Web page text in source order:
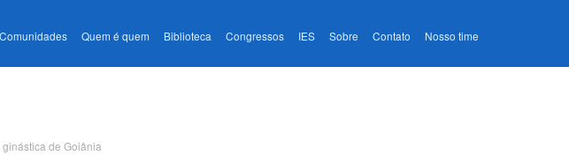
Comunidades Quem é quem Biblioteca Congressos IES Sobre Contato Nosso time
de Goiânia